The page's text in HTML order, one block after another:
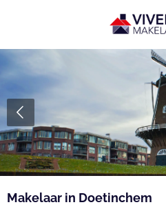
naar
hoofdinhoud
Makelaar in Doetinchem